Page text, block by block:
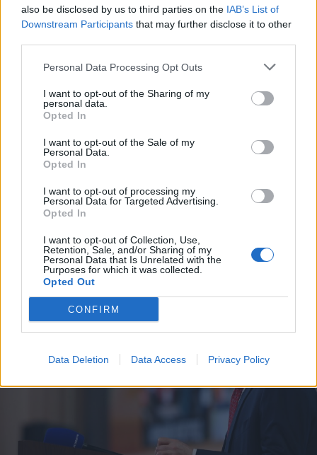
also be disclosed by us to third parties on the IAB’s List of
Downstream Participants that may further disclose it to other
Personal Data Processing Opt Outs
I want to opt-out of the Sharing of my
personal data.
Opted In
I want to opt-out of the Sale of my
Personal Data.
Opted In
I want to opt-out of processing my
Personal Data for Targeted Advertising.
Opted In
I want to opt-out of Collection, Use,
Retention, Sale, and/or Sharing of my
Personal Data that Is Unrelated with the
Purposes for which it was collected.
Opted Out
CONFIRM
Data Deletion Data Access Privacy Policy
2025. december 16., kedd
Oroszország békekötési
szándékait illetően